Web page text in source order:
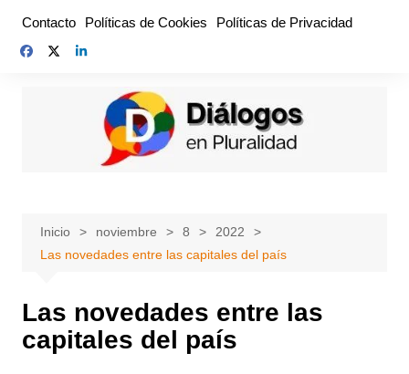
contenido
Contacto Políticas de Cookies Políticas de Privacidad
Inicio noviembre 8
2022
Las novedades entre las capitales del país
Las novedades entre las
capitales del país